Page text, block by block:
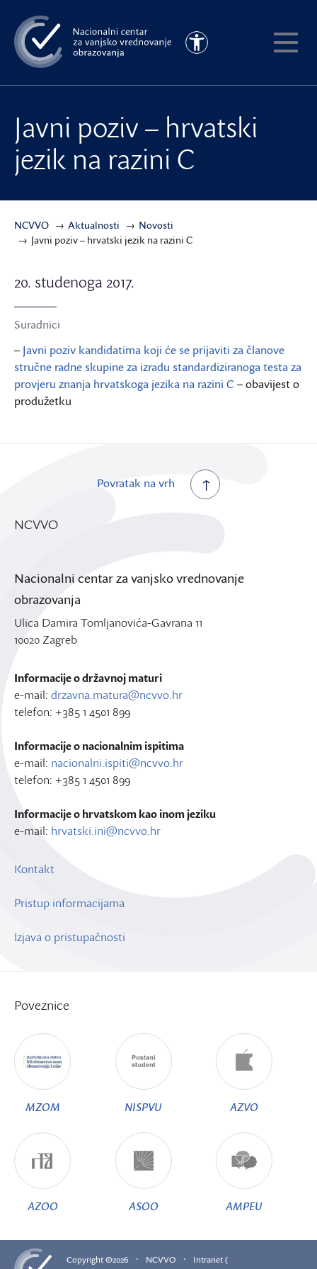
na
glavni
sadržaj
Pristupačnost
Javni poziv – hrvatski
jezik na razini C
NCVVO Aktualnosti
Novosti
Javni poziv – hrvatski jezik na razini C
20. studenoga 2017.
Suradnici
– Javni poziv kandidatima koji će se prijaviti za članove
stručne radne skupine za izradu standardiziranoga testa za
provjeru znanja hrvatskoga jezika na razini C – obavijest o
produžetku
Povratak na vrh
NCVVO
Nacionalni centar za vanjsko vrednovanje
obrazovanja
Ulica Damira Tomljanovića-Gavrana 11
10020 Zagreb
Informacije o državnoj maturi
e-mail: drzavna.matura@ncvvo.hr
telefon: +385 1 4501 899
Informacije o nacionalnim ispitima
e-mail: nacionalni.ispiti@ncvvo.hr
telefon: +385 1 4501 899
Informacije o hrvatskom kao inom jeziku
e-mail: hrvatski.ini@ncvvo.hr
Kontakt
Pristup informacijama
Izjava o pristupačnosti
Poveznice
MZOM NISPVU AZVO
AZOO ASOO AMPEU
Copyright ©2026 · NCVVO ·
Intranet (